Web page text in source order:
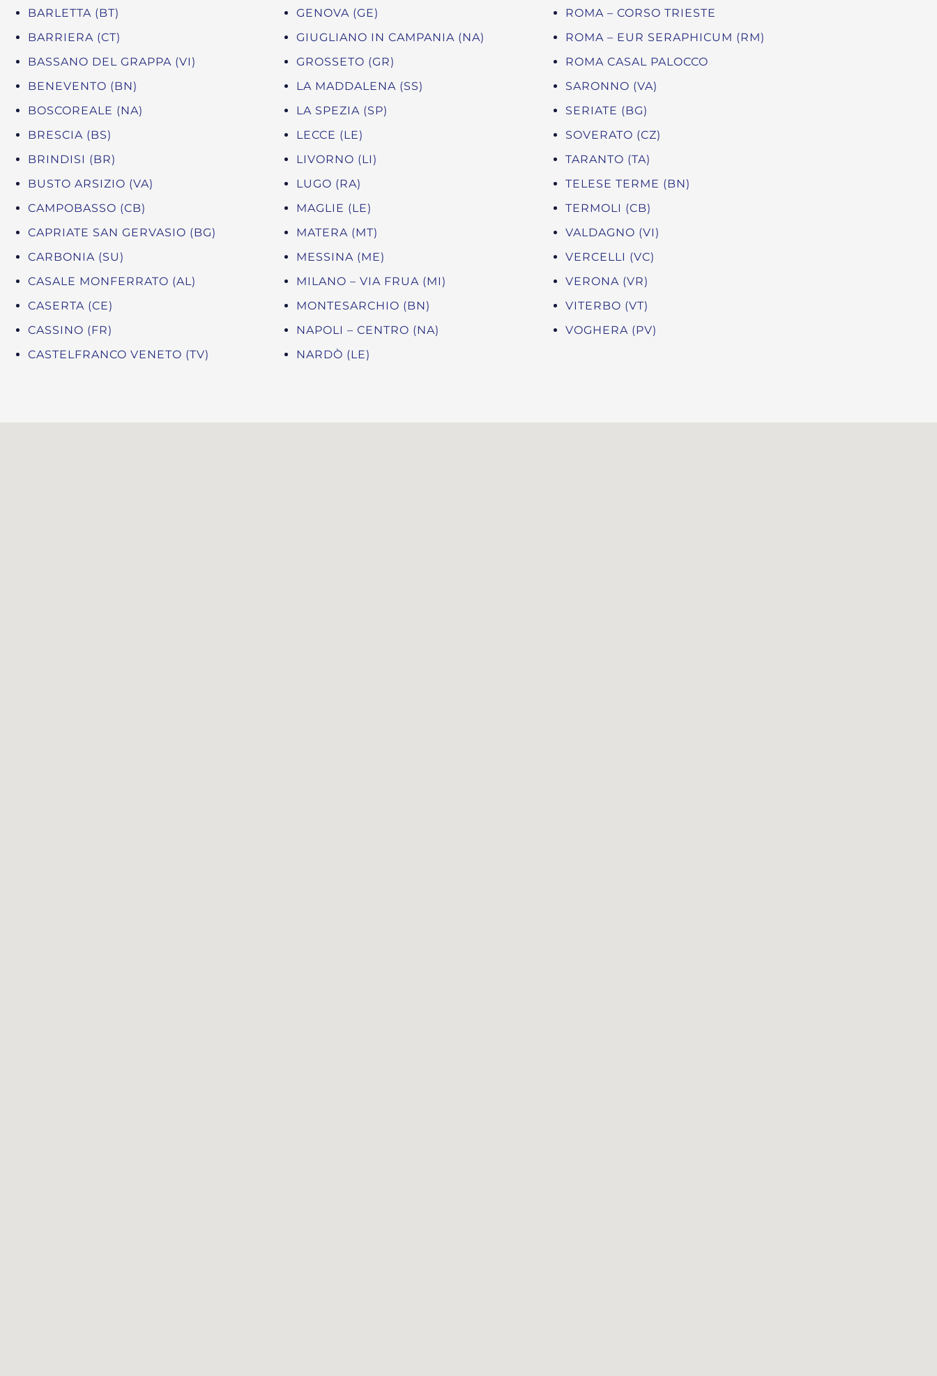
BARLETTA (BT)
BARRIERA (CT)
BASSANO DEL GRAPPA (VI)
BENEVENTO (BN)
BOSCOREALE (NA)
BRESCIA (BS)
BRINDISI (BR)
BUSTO ARSIZIO (VA)
CAMPOBASSO (CB)
CAPRIATE SAN GERVASIO (BG)
CARBONIA (SU)
CASALE MONFERRATO (AL)
CASERTA (CE)
CASSINO (FR)
CASTELFRANCO VENETO (TV)
GENOVA (GE)
GIUGLIANO IN CAMPANIA (NA)
GROSSETO (GR)
LA MADDALENA (SS)
LA SPEZIA (SP)
LECCE (LE)
LIVORNO (LI)
LUGO (RA)
MAGLIE (LE)
MATERA (MT)
MESSINA (ME)
MILANO – VIA FRUA (MI)
MONTESARCHIO (BN)
NAPOLI – CENTRO (NA)
NARDÒ (LE)
ROMA – CORSO TRIESTE
ROMA – EUR SERAPHICUM (RM)
ROMA CASAL PALOCCO
SARONNO (VA)
SERIATE (BG)
SOVERATO (CZ)
TARANTO (TA)
TELESE TERME (BN)
TERMOLI (CB)
VALDAGNO (VI)
VERCELLI (VC)
VERONA (VR)
VITERBO (VT)
VOGHERA (PV)